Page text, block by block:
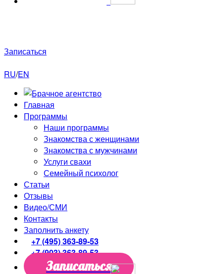
Записаться
RU/EN
Главная
Программы
Наши программы
Знакомства с женщинами
Знакомства с мужчинами
Услуги свахи
Семейный психолог
Статьи
Отзывы
Видео/СМИ
Контакты
Заполнить анкету
+7 (495) 363-89-53
+7 (903) 363-89-53
Записаться